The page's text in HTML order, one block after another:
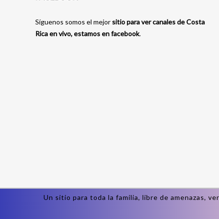
Síguenos somos el mejor sitio para ver canales de Costa
Rica en vivo, estamos en facebook.
Un sitio para toda la familia, libre de amenazas,